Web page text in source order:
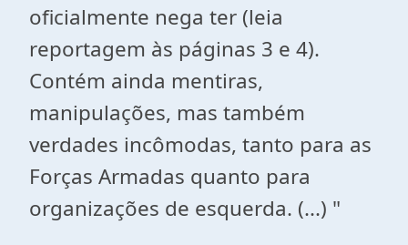
oficialmente nega ter (leia
reportagem às páginas 3 e 4).
Contém ainda mentiras,
manipulações, mas também
verdades incômodas, tanto para as
Forças Armadas quanto para
organizações de esquerda. (...) "